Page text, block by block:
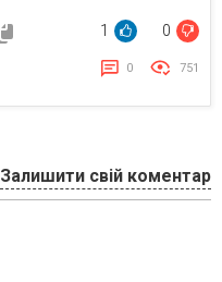
1 0
0 751
Залишити свій коментар